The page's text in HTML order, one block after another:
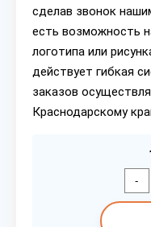
сделав звонок
есть возможность
логотипа или
действует гибкая
заказов
Краснодарскому
-